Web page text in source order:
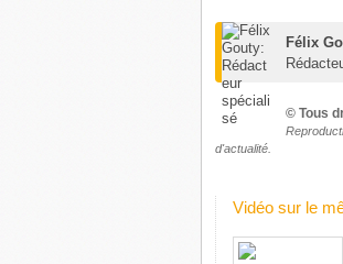
Félix
© Tous
d'actualité
Vidéo sur le